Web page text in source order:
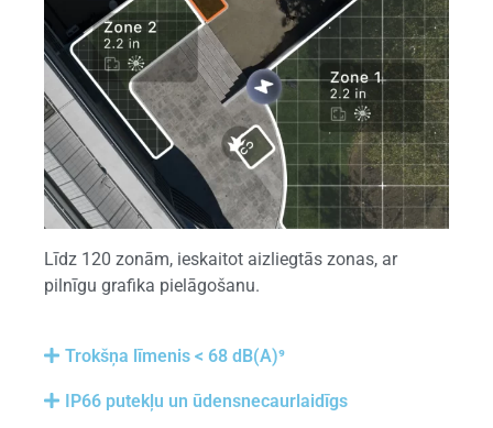
Līdz 120 zonām, ieskaitot aizliegtās zonas, ar
pilnīgu grafika pielāgošanu.
Trokšņa līmenis < 68 dB(A)⁹
IP66 putekļu un ūdensnecaurlaidīgs